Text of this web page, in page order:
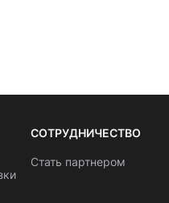
СОТРУДНИЧЕСТВО
Стать партнером